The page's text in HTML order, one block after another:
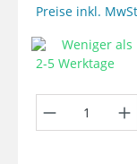
Preise inkl.
Weniger als
2-5 Werktage
Produkt